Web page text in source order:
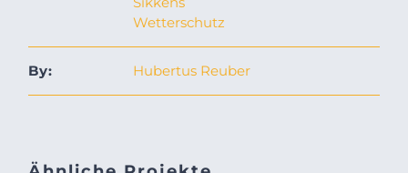
Wetterschutz
By: Hubertus Reuber